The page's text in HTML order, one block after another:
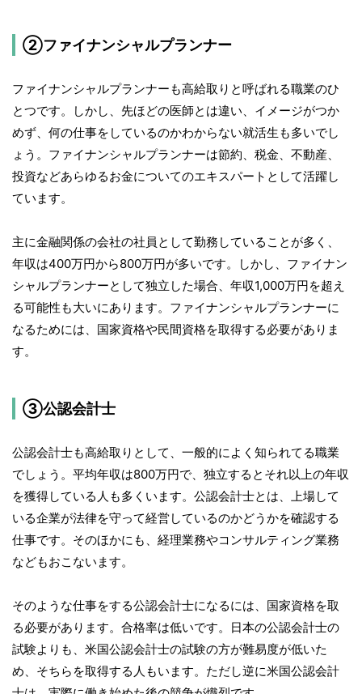
②ファイナンシャルプランナー
ファイナンシャルプランナーも高給取りと呼ばれる職業のひ
とつです。しかし、先ほどの医師とは違い、イメージがつか
めず、何の仕事をしているのかわからない就活生も多いでし
ょう。ファイナンシャルプランナーは節約、税金、不動産、
投資などあらゆるお金についてのエキスパートとして活躍し
ています。
主に金融関係の会社の社員として勤務していることが多く、
年収は400万円から800万円が多いです。しかし、ファイナン
シャルプランナーとして独立した場合、年収1,000万円を超え
る可能性も大いにあります。ファイナンシャルプランナーに
なるためには、国家資格や民間資格を取得する必要がありま
す。
③公認会計士
公認会計士も高給取りとして、一般的によく知られてる職業
でしょう。平均年収は800万円で、独立するとそれ以上の年収
を獲得している人も多くいます。公認会計士とは、上場して
いる企業が法律を守って経営しているのかどうかを確認する
仕事です。そのほかにも、経理業務やコンサルティング業務
などもおこないます。
そのような仕事をする公認会計士になるには、国家資格を取
る必要があります。合格率は低いです。日本の公認会計士の
試験よりも、米国公認会計士の試験の方が難易度が低いた
め、そちらを取得する人もいます。ただし逆に米国公認会計